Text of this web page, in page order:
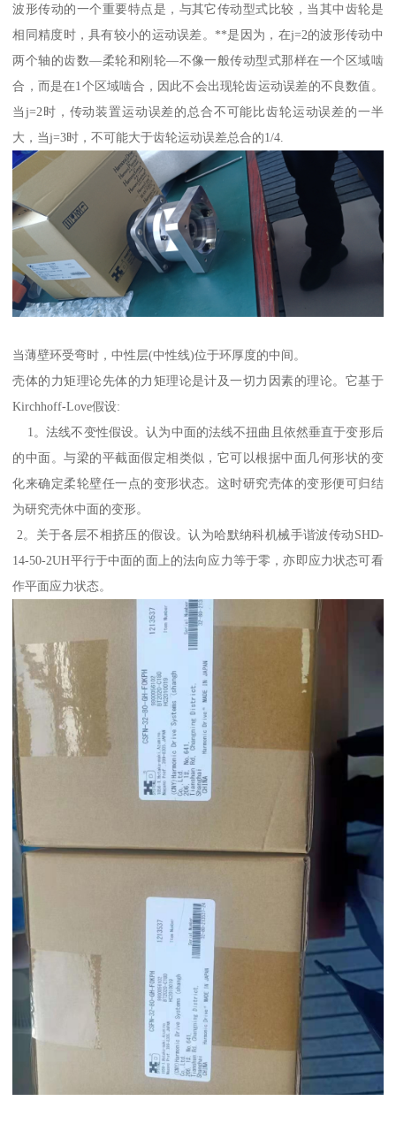
波形传动的一个重要特点是，与其它传动型式比较，当其中齿轮是
相同精度时，具有较小的运动误差。**是因为，在j=2的波形传动中
两个轴的齿数—柔轮和刚轮—不像一般传动型式那样在一个区域啮
合，而是在1个区域啮合，因此不会出现轮齿运动误差的不良数值。
当j=2时，传动装置运动误差的总合不可能比齿轮运动误差的一半
大，当j=3时，不可能大于齿轮运动误差总合的1/4.
当薄壁环受弯时，中性层(中性线)位于环厚度的中间。
壳体的力矩理论先体的力矩理论是计及一切力因素的理论。它基于
Kirchhoff-Love假设:
1。法线不变性假设。认为中面的法线不扭曲且依然垂直于变形后
的中面。与梁的平截面假定相类似，它可以根据中面几何形状的变
化来确定柔轮壁任一点的变形状态。这时研究壳体的变形便可归结
为研究壳休中面的变形。
2。关于各层不相挤压的假设。认为哈默纳科机械手谐波传动SHD-
14-50-2UH平行于中面的面上的法向应力等于零，亦即应力状态可看
作平面应力状态。